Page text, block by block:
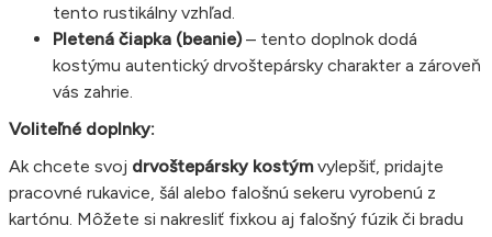
tento rustikálny vzhľad.
Pletená čiapka (beanie)– tento doplnok dodá
kostýmu autentický drvoštepársky charakter a zároveň
vás zahrie.
Voliteľné doplnky:
Ak chcete svoj drvoštepársky kostýmvylepšiť, pridajte
pracovné rukavice, šál alebo falošnú sekeru vyrobenú z
kartónu. Môžete si nakresliť fixkou aj falošný fúzik či bradu